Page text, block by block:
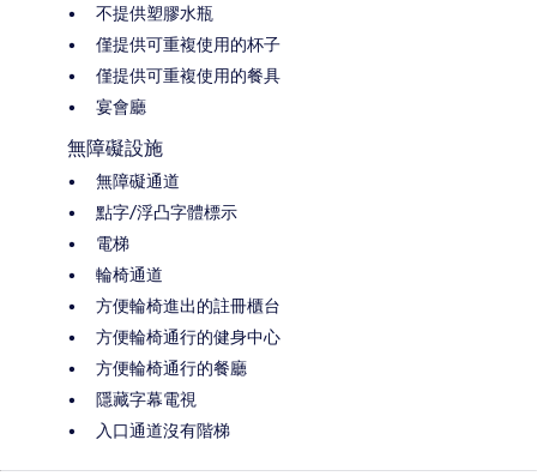
不提供塑膠水瓶
僅提供可重複使用的杯子
僅提供可重複使用的餐具
宴會廳
無障礙設施
無障礙通道
點字/浮凸字體標示
電梯
輪椅通道
方便輪椅進出的註冊櫃台
方便輪椅通行的健身中心
方便輪椅通行的餐廳
隱藏字幕電視
入口通道沒有階梯